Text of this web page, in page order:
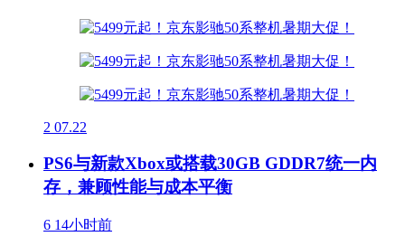
2 07.22
PS6与新款Xbox或搭载30GB GDDR7统一内
存，兼顾性能与成本平衡
6 14小时前